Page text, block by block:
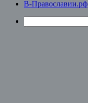
В-Православии.рф